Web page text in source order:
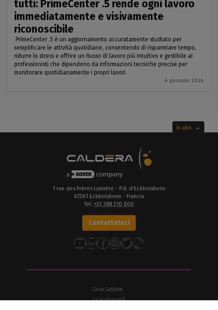
tutti: PrimeCenter .5 rende ogni lavoro
immediatamente e visivamente
riconoscibile
PrimeCenter .5 è un aggiornamento accuratamente studiato per
semplificare le attività quotidiane, consentendo di risparmiare tempo,
ridurre lo stress e offrire un flusso di lavoro più intuitivo e gestibile ai
professionisti che dipendono da informazioni tecniche precise per
monitorare quotidianamente i propri lavori.
6 gennaio 2026
In alto
1 rue des Frères Lumière - P.A. d'Eckbolsheim
67201 Eckbolsheim - Francia
Tel. +33 388 210 000
Contattateci
YouTube
LinkedIn
Facebook
Instagram
Twitter
Circa Caldera
Le nostre sedi